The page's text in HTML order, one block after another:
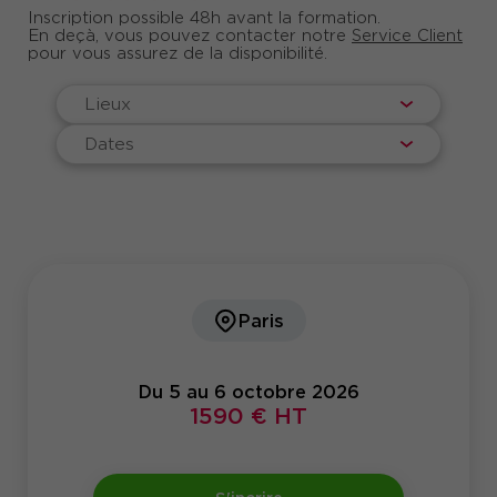
dans les stratégies de communication,
Maîtriser la nuance entre caractéristiques
de l’offre, avantages, bénéfices, et « reason
to believe »
manière simple depuis la recherche et
communication.
Inscription possible 48h avant la formation.
En deçà, vous pouvez contacter notre Service Client
pour vous assurez de la disponibilité.
Lieux
Dates
Paris
Du 5 au 6 octobre 2026
1590 € HT